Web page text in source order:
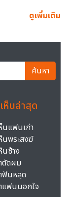
ดูเพิ่มเติม
ค้นหา
ห็นล่าสุด
นแฟนเก่า
นพระสงฆ์
ช้าง
ตัดผม
ฟันหลุด
แฟนนอกใจ